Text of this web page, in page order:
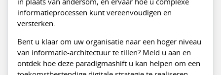
informatieprocessen kunt vereenvoudigen en
versterken.
Bent u klaar om uw organisatie naar een hoger niveau
van informatie-architectuur te tillen? Meld u aan en
ontdek hoe deze paradigmashift u kan helpen om een